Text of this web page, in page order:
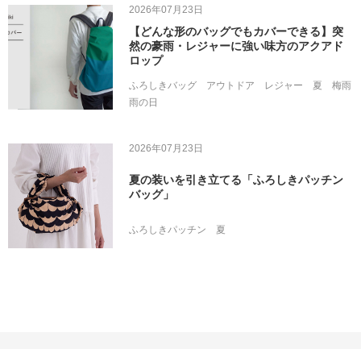
2026年07月23日
【どんな形のバッグでもカバーできる】突
然の豪雨・レジャーに強い味方のアクアド
ロップ
ふろしきバッグ アウトドア レジャー 夏
梅雨
雨の日
2026年07月23日
夏の装いを引き立てる「ふろしきパッチン
バッグ」
ふろしきパッチン 夏